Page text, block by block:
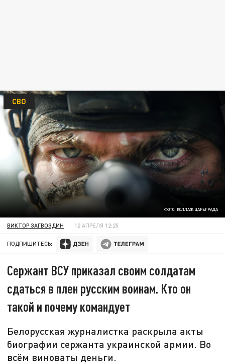
ФОТО: КОЛЛАЖ ЦАРЬГРАДА
СВО
ВИКТОР ЗАГВОЗДИН 12 АПРЕЛЯ 12:25
ПОДПИШИТЕСЬ:
Сержант ВСУ приказал своим солдатам
сдаться в плен русским воинам. Кто он
такой и почему командует
Белорусская журналистка раскрыла акты
биографии сержанта украинской армии. Во
всём виноваты деньги.